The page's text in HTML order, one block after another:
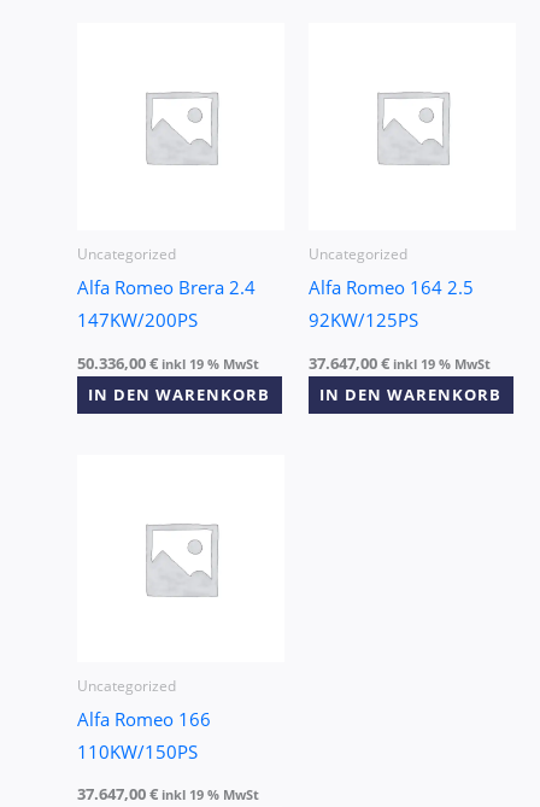
Uncategorized
Alfa Romeo Brera 2.4
147KW/200PS
50.336,00€ inkl 19 % MwSt
IN DEN WARENKORB
Uncategorized
Alfa Romeo 164 2.5
92KW/125PS
37.647,00€ inkl 19 % MwSt
IN DEN WARENKORB
Uncategorized
Alfa Romeo 166
110KW/150PS
37.647,00€ inkl 19 % MwSt